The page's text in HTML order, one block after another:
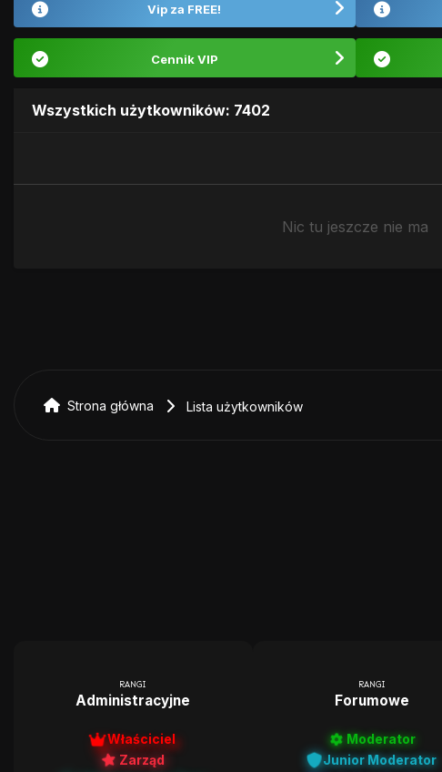
Vip za FREE!
Cennik VIP
Wszystkich użytkowników: 7402
Nic tu jeszcze nie ma
Strona główna Lista użytkowników
RANGI
Administracyjne
Właściciel
Zarząd
RANGI
Forumowe
Moderator
Junior Moderator